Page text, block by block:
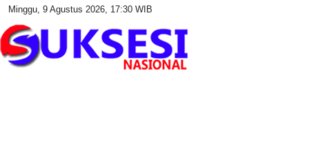
Minggu, 9 Agustus 2026, 17:30 WIB